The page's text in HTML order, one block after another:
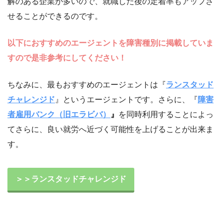
せることができるのです。
以下におすすめのエージェントを障害種別に掲載していま
すので是非参考にしてください！
ちなみに、最もおすすめのエージェントは『ランスタッド
チャレンジド 』というエージェントです。さらに、『障害
者雇用バンク（旧エラビバ）
』
を同時利用することによっ
てさらに、良い就労へ近づく可能性を上げることが出来ま
す。
＞＞ランスタッドチャレンジド